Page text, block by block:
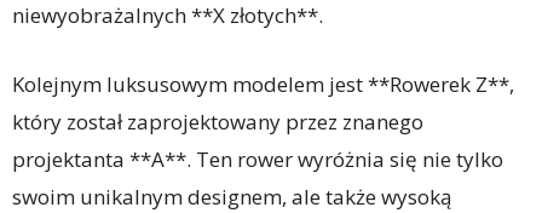
niewyobrażalnych **X złotych**.
Kolejnym luksusowym modelem jest **Rowerek Z**,
który został zaprojektowany przez znanego
projektanta **A**. Ten rower wyróżnia się nie tylko
swoim unikalnym designem, ale także wysoką